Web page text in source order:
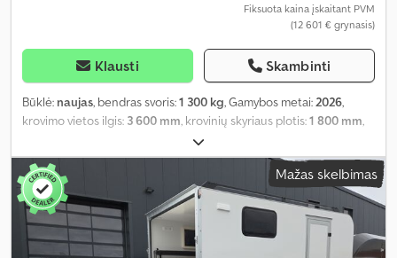
Fiksuota kaina įskaitant PVM
(12 601 € grynasis)
Klausti Skambinti
Būklė: naujas, bendras svoris:1 300 kg, Gamybos metai:2026,
krovimo vietos ilgis: 3 600 mm, krovinių skyriaus plotis:1 800 mm,
1 900 mm,
Mažas skelbimas